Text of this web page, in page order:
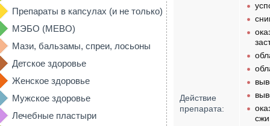
Препараты в капсулах (и не только)
МЭБО (MEBO)
Мази, бальзамы, спреи, лосьоны
Детское здоровье
Женское здоровье
Мужское здоровье
Лечебные пластыри
Действие
препарата: